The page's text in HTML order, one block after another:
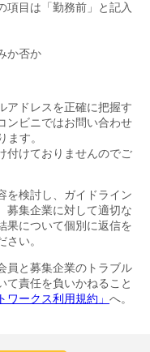
項目は「勤務前」と記入
か否か
アドレスを正確に把握す
ンビニではお問い合わせ
ます。
付けておりませんのでご
を検討し、ガイドライン
募集企業に対して適切な
果について個別に返信を
い。
員と募集企業のトラブル
て責任を負いかねること
ワークス利用規約」 へ。